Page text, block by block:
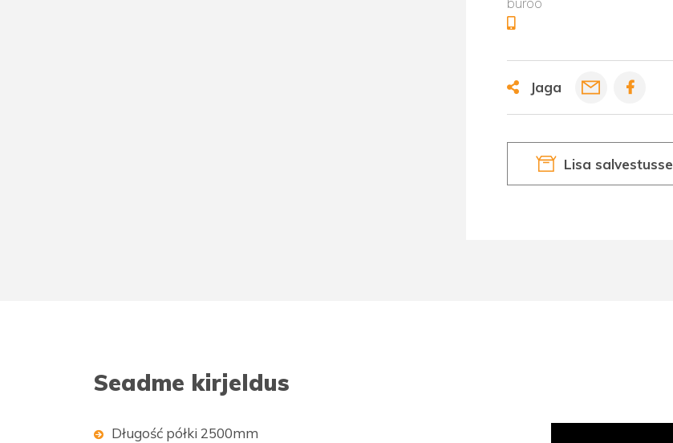
Jaga
Lisa salvestusse
Seadme kirjeldus
Długość półki 2500mm